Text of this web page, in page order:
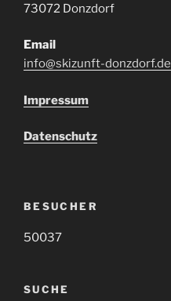
73072 Donzdorf
Email
info@skizunft-donzdorf.de
Impressum
Datenschutz
BESUCHER
50037
SUCHE